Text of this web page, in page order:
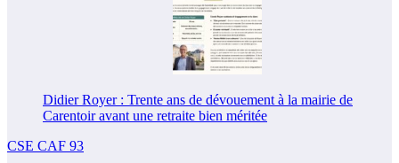
Didier Royer : Trente ans de dévouement à la mairie de
Carentoir avant une retraite bien méritée
CSE CAF 93